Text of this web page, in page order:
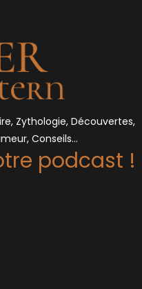
Zythologie, Découvertes,
Conseils…
podcast !